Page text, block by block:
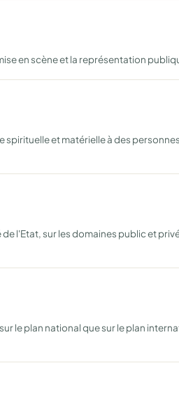
en scène et la représentation
et matérielle à des
l'Etat, sur les domaines public et
le plan national que sur le plan